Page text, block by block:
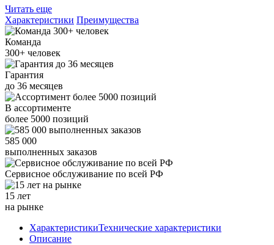
Читать еще
Характеристики Преимущества
Команда
300+ человек
Гарантия
до 36 месяцев
В ассортименте
более 5000 позиций
585 000
выполненных заказов
Сервисное обслуживание по всей РФ
15 лет
на рынке
ХарактеристикиТехнические характеристики
Описание